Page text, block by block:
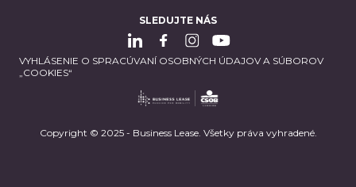
SLEDUJTE NÁS
Copyright © 2025 - Business Lease. Všetky práva vyhradené.
VYHLÁSENIE O SPRACÚVANÍ OSOBNÝCH ÚDAJOV A SÚBOROV
„COOKIES“